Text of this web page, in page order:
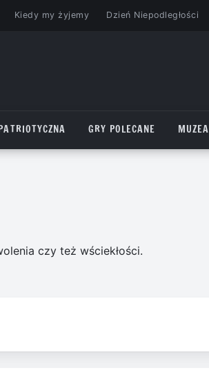
Kiedy my żyjemy Dzień Niepodległości
GRY POLECANE MUZEA
czy też wściekłości.